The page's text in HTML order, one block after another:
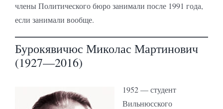
члены Политического бюро занимали после 1991 года,
если занимали вообще.
Бурокявичюс Миколас Мартинович
(1927—2016)
1952 — студент
Вильнюсского